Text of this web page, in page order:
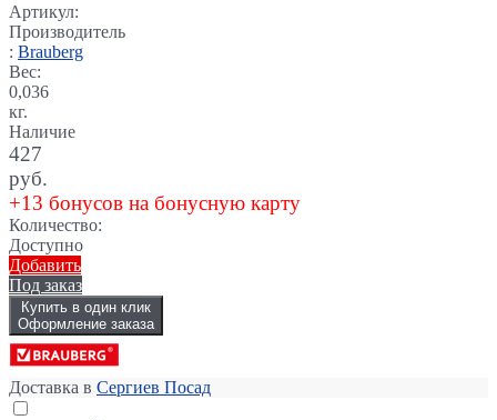
Артикул:
Производитель
: Brauberg
Вес:
0,036
кг.
Наличие
427
руб.
+13 бонусов на бонусную карту
Количество:
Доступно
Добавить
Под заказ
Купить в один клик
Оформление заказа
Доставка в Сергиев Посад